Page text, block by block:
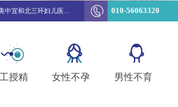
010-56063320
授精 女性不孕 男性不育